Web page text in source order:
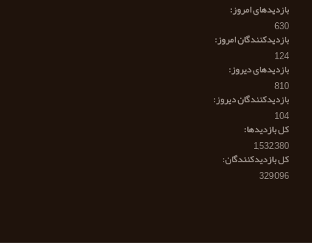
بازدیدهای امروز:
630
بازدیدکنندگان امروز:
124
بازدیدهای دیروز:
810
بازدیدکنندگان دیروز:
104
کل بازدیدها:
1,532,380
کل بازدیدکنند‌گان:
329,096